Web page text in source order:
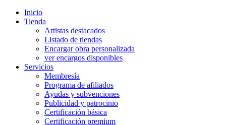
Inicio
Tienda
Artistas destacados
Listado de tiendas
Encargar obra personalizada
ver encargos disponibles
Servicios
Membresía
Programa de afiliados
Ayudas y subvenciones
Publicidad y patrocinio
Certificación básica
Certificación premium